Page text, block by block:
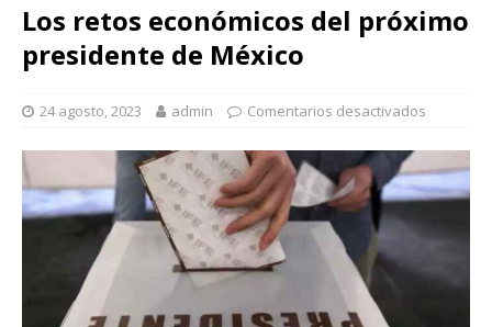
Los retos económicos del próximo
presidente de México
24 agosto, 2023 admin Comentarios desactivados